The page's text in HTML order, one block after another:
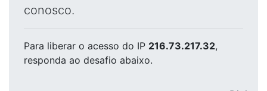
conosco.
Para liberar o acesso do IP 216.73.217.32,
responda ao desafio abaixo.